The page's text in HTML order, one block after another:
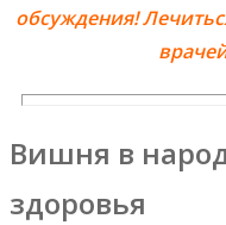
обсуждения!
Вишня в
здоровья